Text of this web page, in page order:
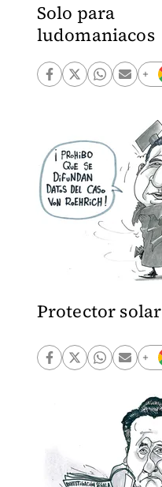
Solo para
ludomaniacos
Protector solar